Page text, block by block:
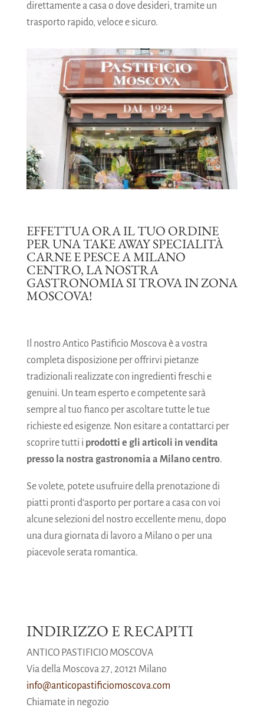
direttamente a casa o dove desideri, tramite un
trasporto rapido, veloce e sicuro.
EFFETTUA ORA IL TUO ORDINE
PER UNA TAKE AWAY SPECIALITÀ
CARNE E PESCE A MILANO
CENTRO, LA NOSTRA
GASTRONOMIA SI TROVA IN ZONA
MOSCOVA!
Il nostro Antico Pastificio Moscova è a vostra
completa disposizione per offrirvi pietanze
tradizionali realizzate con ingredienti freschi e
genuini. Un team esperto e competente sarà
sempre al tuo fianco per ascoltare tutte le tue
richieste ed esigenze. Non esitare a contattarci per
scoprire tutti i prodotti e gli articoli in vendita
presso la nostra gastronomia a Milano centro.
Se volete, potete usufruire della prenotazione di
piatti pronti d’asporto per portare a casa con voi
alcune selezioni del nostro eccellente menu, dopo
una dura giornata di lavoro a Milano o per una
piacevole serata romantica.
INDIRIZZO E RECAPITI
ANTICO PASTIFICIO MOSCOVA
Via della Moscova 27, 20121 Milano
info@anticopastificiomoscova.com
Chiamate in negozio